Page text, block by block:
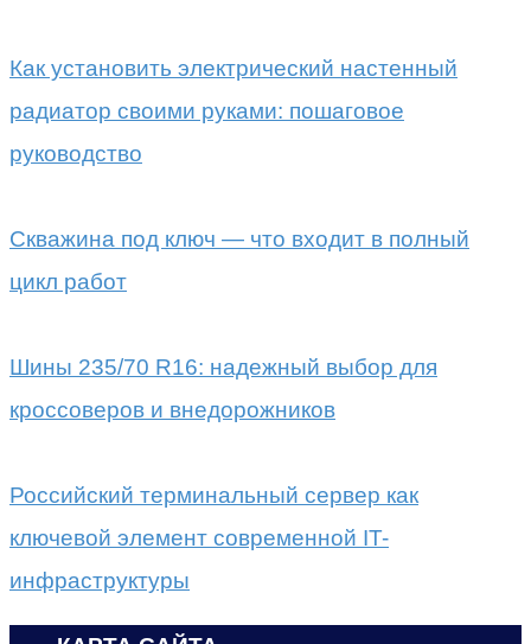
Как установить электрический настенный
радиатор своими руками: пошаговое
руководство
Скважина под ключ — что входит в полный
цикл работ
Шины 235/70 R16: надежный выбор для
кроссоверов и внедорожников
Российский терминальный сервер как
ключевой элемент современной IT-
инфраструктуры